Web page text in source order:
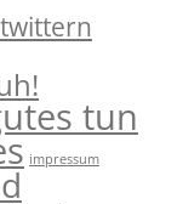
tun
impressum